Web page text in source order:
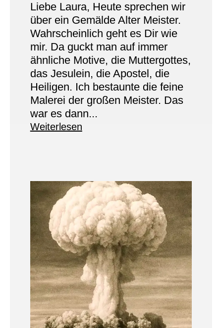
Liebe Laura, Heute sprechen wir
über ein Gemälde Alter Meister.
Wahrscheinlich geht es Dir wie
mir. Da guckt man auf immer
ähnliche Motive, die Muttergottes,
das Jesulein, die Apostel, die
Heiligen. Ich bestaunte die feine
Malerei der großen Meister. Das
war es dann...
Weiterlesen